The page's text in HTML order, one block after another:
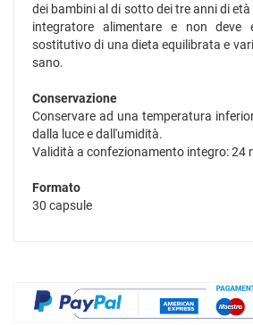
dei bambini al di sotto dei tre anni di età
integratore alimentare e non deve
sostitutivo di una dieta equilibrata e
sano.
Conservazione
Conservare ad una temperatura
dalla luce e dall'umidità.
Validità a confezionamento integro: 24
Formato
30 capsule